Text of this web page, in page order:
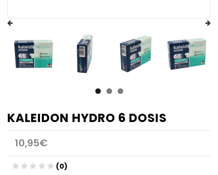
KALEIDON HYDRO 6 DOSIS
10,95€
(0)